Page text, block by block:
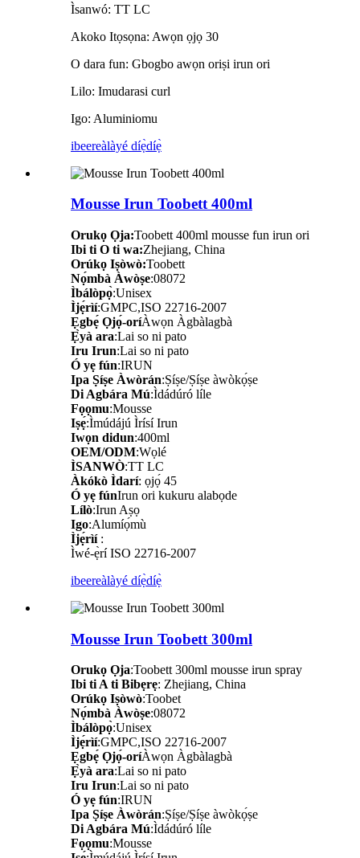
Ìsanwó: TT LC
Akoko Itọsọna: Awọn ọjọ 30
O dara fun: Gbogbo awọn oriṣi irun ori
Lilo: Imudarasi curl
Igo: Aluminiomu
ibeereàlàyé díẹ̀díẹ̀
Mousse Irun Toobett 400ml
Orukọ Ọja:Toobett 400ml mousse fun irun ori
Ibi ti O ti wa:Zhejiang, China
Orúkọ Iṣòwò:Toobett
Nọ́mbà Àwòṣe:08072
Ìbálòpọ̀:Unisex
Ìjẹ́rìí:GMPC,ISO 22716-2007
Ẹgbẹ́ Ọjọ́-oríÀwọn Àgbàlagbà
Ẹ̀yà ara:Lai so ni pato
Iru Irun:Lai so ni pato
Ó yẹ fún:IRUN
Ipa Ṣíṣe Àwòrán:Ṣíṣe/Ṣíṣe àwòkọ́ṣe
Di Agbára Mú:Ìdádúró líle
Fọọmu:Mousse
Iṣẹ́:Ìmúdájú Ìrísí Irun
Iwọn didun:400ml
OEM/ODM:Wọlé
ÌSANWÒ:TT LC
Àkókò Ìdarí: ọjọ́ 45
Ó yẹ fúnIrun ori kukuru alabọde
Lílò:Irun Aṣọ
Igo:Alumíọ́mù
Ìjẹ́rìí:
Ìwé-ẹ̀rí ISO 22716-2007
ibeereàlàyé díẹ̀díẹ̀
Mousse Irun Toobett 300ml
Orukọ Ọja:Toobett 300ml mousse irun spray
Ibi ti A ti Bibẹrẹ: Zhejiang, China
Orúkọ Iṣòwò:Toobet
Nọ́mbà Àwòṣe:08072
Ìbálòpọ̀:Unisex
Ìjẹ́rìí:GMPC,ISO 22716-2007
Ẹgbẹ́ Ọjọ́-oríÀwọn Àgbàlagbà
Ẹ̀yà ara:Lai so ni pato
Iru Irun:Lai so ni pato
Ó yẹ fún:IRUN
Ipa Ṣíṣe Àwòrán:Ṣíṣe/Ṣíṣe àwòkọ́ṣe
Di Agbára Mú:Ìdádúró líle
Fọọmu:Mousse